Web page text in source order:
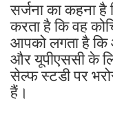
सर्जना का कहना है
करता है कि वह
आपको लगता है कि
और यूपीएससी के
सेल्फ स्टडी पर
हैं।